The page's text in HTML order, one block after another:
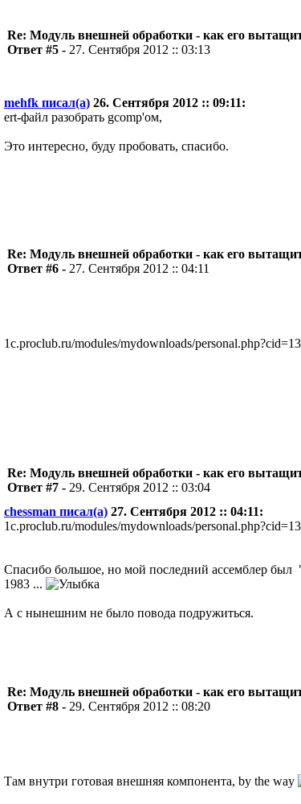
Re: Модуль внешней обработки - как его
Ответ #5 - 27. Сентября 2012 :: 03:13
mehfk писал(а) 26. Сентября 2012 :: 09:11:
ert-файл разобрать gcomp'ом,
Это интересно, буду пробовать, спасибо.
Re: Модуль внешней обработки - как его
Ответ #6 - 27. Сентября 2012 :: 04:11
1c.proclub.ru/modules/mydownloads/
Re: Модуль внешней обработки - как его
Ответ #7 - 29. Сентября 2012 :: 03:04
chessman писал(а) 27. Сентября 2012 :: 04:11:
1c.proclub.ru/modules/mydownloads/
Спасибо большое, но мой последний ассемблер
1983 ...
А с нынешним не было повода подружиться.
Re: Модуль внешней обработки - как его
Ответ #8 - 29. Сентября 2012 :: 08:20
Там внутри готовая внешняя компонента, by the way